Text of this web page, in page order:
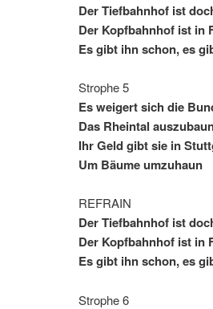
Der Tiefbahnhof ist
Der Kopfbahnhof ist in
Es gibt ihn schon, es
Strophe 5
Es weigert sich die
Das Rheintal
Ihr Geld gibt sie in
Um Bäume umzuhaun
REFRAIN
Der Tiefbahnhof ist
Der Kopfbahnhof ist in
Es gibt ihn schon, es
Strophe 6